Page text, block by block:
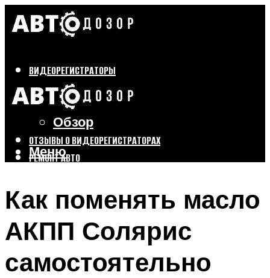
ВИДЕОРЕГИСТРАТОРЫ
Бренды
Выбор
Обзор
ОТЗЫВЫ О ВИДЕОРЕГИСТРАТОРАХ
РЕМОНТ АВТО
Меню
Как поменять масло
АКПП Солярис
самостоятельно